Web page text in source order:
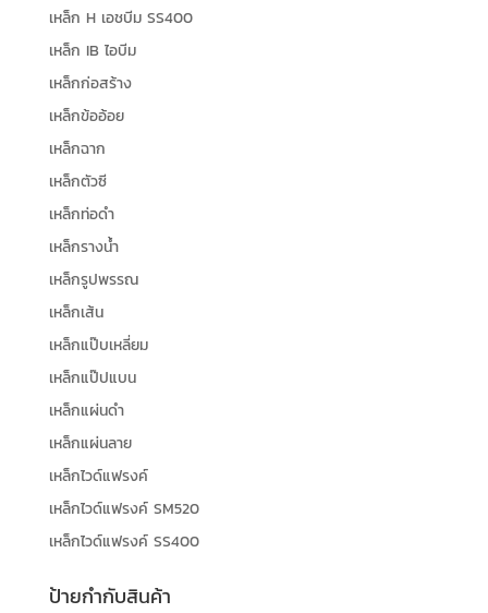
เหล็ก H เอชบีม SS400
เหล็ก IB ไอบีม
เหล็กก่อสร้าง
เหล็กข้ออ้อย
เหล็กฉาก
เหล็กตัวซี
เหล็กท่อดำ
เหล็กรางน้ำ
เหล็กรูปพรรณ
เหล็กเส้น
เหล็กแป๊บเหลี่ยม
เหล็กแป๊ปแบน
เหล็กแผ่นดำ
เหล็กแผ่นลาย
เหล็กไวด์แฟรงค์
เหล็กไวด์แฟรงค์ SM520
เหล็กไวด์แฟรงค์ SS400
ป้ายกำกับสินค้า